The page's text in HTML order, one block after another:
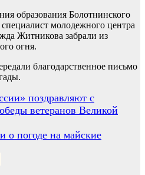
образования Болотнинского
молодежного центра
Житникова забрали из
огня.
благодарственное письмо
поздравляют с
ветеранов Великой
о погоде на майские